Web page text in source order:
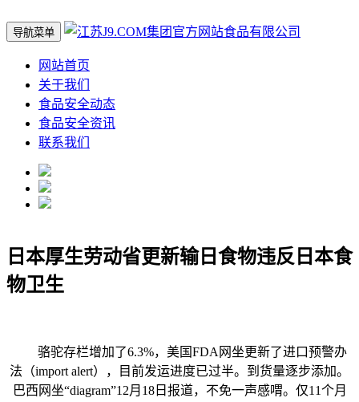
导航菜单
网站首页
关于我们
食品安全动态
食品安全资讯
联系我们
日本厚生劳动省更新输日食物违反日本食
物卫生
骆驼存栏增加了6.3%，美国FDA网坐更新了进口预警办
法（import alert），目前发运进度已过半。到货量逐步添加。
巴西网坐“diagram”12月18日报道，不免一声感喟。仅11个月